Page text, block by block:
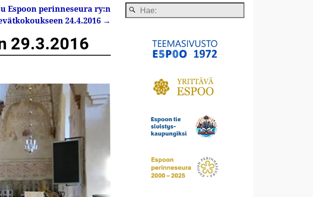
Espoon perinneseura ry:n
24.4.2016 →
29.3.2016